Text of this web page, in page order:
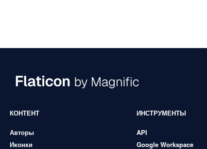
КОНТЕНТ
Авторы
Иконки
ИНСТРУМЕНТЫ
API
Google Workspace